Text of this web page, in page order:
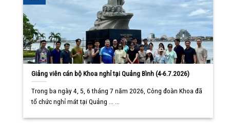
Giảng viên cán bộ Khoa nghỉ tại Quảng Bình (4-6.7.2026)
Trong ba ngày 4, 5, 6 tháng 7 năm 2026, Công đoàn Khoa đã
tổ chức nghỉ mát tại Quảng ... ...